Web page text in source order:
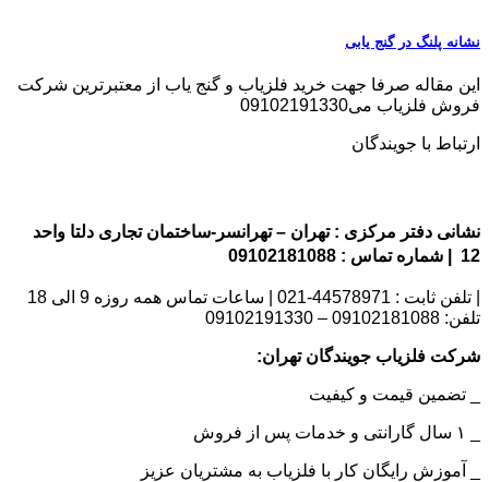
نشانه پلنگ در گنج یابی
این مقاله صرفا جهت خرید فلزیاب و گنج یاب از معتبرترین شرکت
فروش فلزیاب می09102191330
ارتباط با جویندگان
نشانی دفتر مرکزی : تهران – تهرانسر-ساختمان تجاری دلتا واحد
12 | شماره تماس : 09102181088
| تلفن ثابت : 44578971-021 | ساعات تماس همه روزه 9 الی 18
تلفن: 09102181088 – 09102191330
شرکت فلزیاب جویندگان تهران:
_ تضمین قیمت و کیفیت
_ آموزش رایگان کار با فلزیاب به مشتریان عزیز